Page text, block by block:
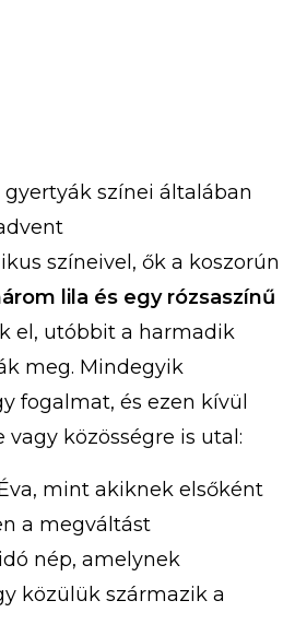
színei általában
színeivel, ők a koszorún
lila és egy rózsaszínű
el, utóbbit a harmadik
meg. Mindegyik
fogalmat, és ezen kívül
közösségre is utal:
mint akiknek elsőként
a megváltást
nép, amelynek
közülük származik a